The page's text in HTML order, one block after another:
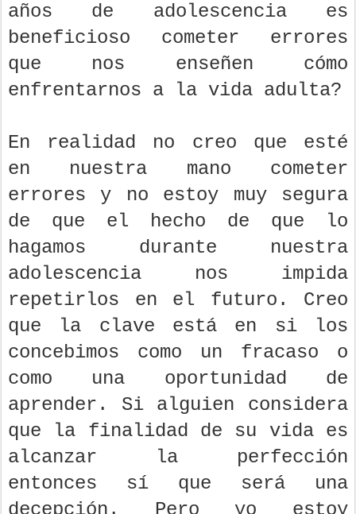
años de adolescencia es
beneficioso cometer errores
que nos enseñen cómo
enfrentarnos a la vida adulta?
En realidad no creo que esté
en nuestra mano cometer
errores y no estoy muy segura
de que el hecho de que lo
hagamos durante nuestra
adolescencia nos impida
repetirlos en el futuro. Creo
que la clave está en si los
concebimos como un fracaso o
como una oportunidad de
aprender. Si alguien considera
que la finalidad de su vida es
alcanzar la perfección
entonces sí que será una
decepción. Pero yo estoy